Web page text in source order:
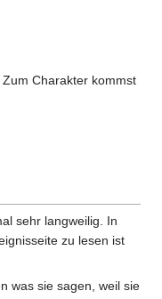
Charakter kommst
sehr langweilig. In
zu lesen ist
was sie sagen, weil sie